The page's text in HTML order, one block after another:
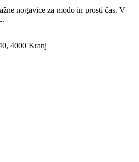
nogavice za modo in prosti čas. V
4000 Kranj